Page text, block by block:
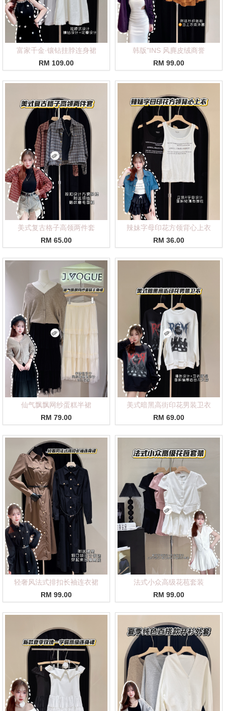
富家千金·镶钻挂脖连身裙
RM 109.00
韩版"INS 风麂皮绒商誉
RM 99.00
美式复古格子高领两件套
RM 65.00
辣妹字母印花方领背心上衣
RM 36.00
仙气飘飘网纱蛋糕半裙
RM 79.00
美式暗黑高街印花男装卫衣
RM 69.00
轻奢风法式排扣长袖连衣裙
RM 99.00
法式小众高级花苞套装
RM 99.00